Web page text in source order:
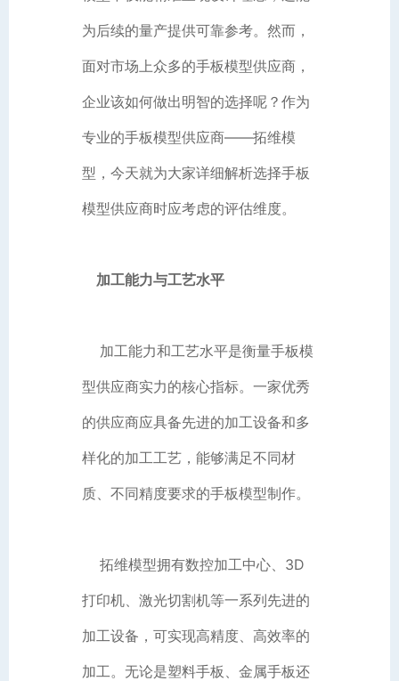
为后续的量产提供可靠参考。然而，
面对市场上众多的手板模型供应商，
企业该如何做出明智的选择呢？作为
专业的手板模型供应商——拓维模
型，今天就为大家详细解析选择手板
模型供应商时应考虑的评估维度。
加工能力与工艺水平
加工能力和工艺水平是衡量手板模
型供应商实力的核心指标。一家优秀
的供应商应具备先进的加工设备和多
样化的加工工艺，能够满足不同材
质、不同精度要求的手板模型制作。
拓维模型拥有数控加工中心、3D
打印机、激光切割机等一系列先进的
加工设备，可实现高精度、高效率的
加工。无论是塑料手板、金属手板还